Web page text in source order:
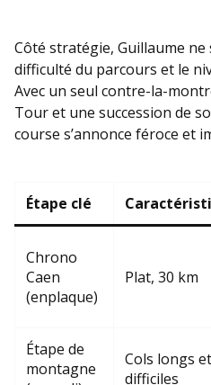
Côté stratégie, Guillaume ne
difficulté du parcours et le
Avec un seul contre-la-
Tour et une succession de
course s’annonce féroce et
Étape clé
Chrono
Caen
(enplaque)
Plat, 30 km
Étape de
montagne
Cols longs et
difficiles